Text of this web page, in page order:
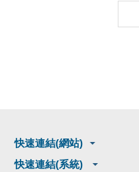
快速連結(網站)
快速連結(系統)